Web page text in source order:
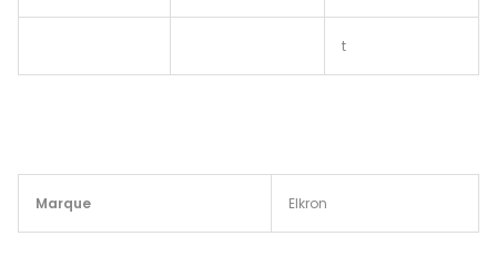
t
Marque Elkron